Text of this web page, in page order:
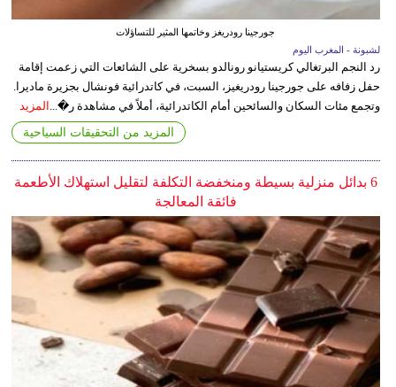
جورجينا رودريغز وخاتمها المثير للتساؤلات
لشبونة - المغرب اليوم
رد النجم البرتغالي كريستيانو رونالدو بسخرية على الشائعات التي زعمت إقامة
حفل زفافه على جورجينا رودريغيز، السبت، في كاتدرائية فونشال بجزيرة ماديرا.
وتجمع مئات السكان والسائحين أمام الكاتدرائية، أملاً في مشاهدة ر�...
المزيد
المزيد من التحقيقات السياحية
6 بدائل منزلية بسيطة ومنخفضة التكلفة لتقليل استهلاك الأطعمة
فائقة المعالجة